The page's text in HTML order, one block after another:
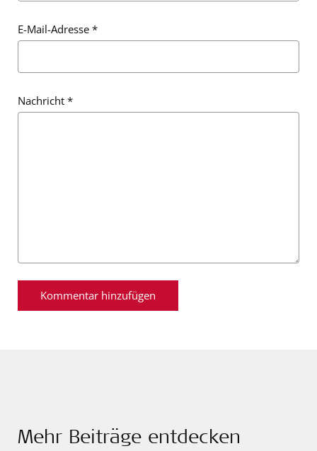
E-Mail-Adresse *
Nachricht *
Mehr Beiträge entdecken